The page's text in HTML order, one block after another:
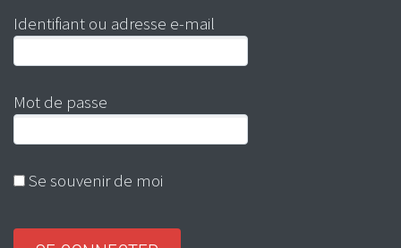
Identifiant ou adresse e-mail
Mot de passe
Se souvenir de moi